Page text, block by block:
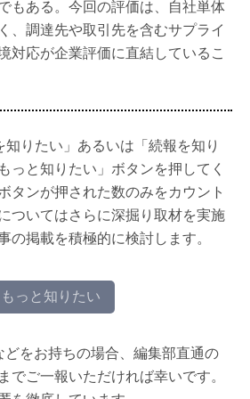
もある。今回の評価は、自社単体
、調達先や取引先を含むサプライ
対応が企業評価に直結しているこ
りたい」あるいは「続報を知り
っと知りたい」ボタンを押してく
タンが押された数のみをカウント
ついてはさらに深掘り取材を実施
の掲載を積極的に検討します。
もっと知りたい
をお持ちの場合、編集部直通の
でご一報いただければ幸いです。